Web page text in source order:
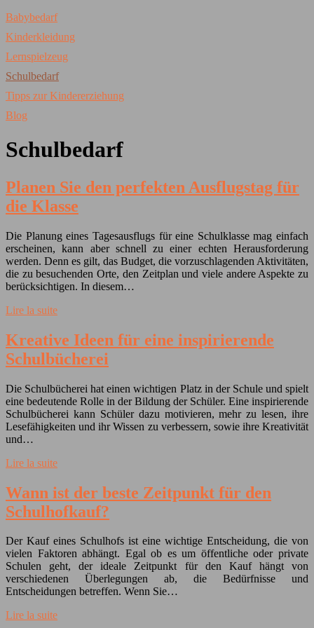
Babybedarf
Kinderkleidung
Lernspielzeug
Schulbedarf
Tipps zur Kindererziehung
Blog
Schulbedarf
Planen Sie den perfekten Ausflugstag für
die Klasse
Die Planung eines Tagesausflugs für eine Schulklasse mag einfach
erscheinen, kann aber schnell zu einer echten Herausforderung
werden. Denn es gilt, das Budget, die vorzuschlagenden Aktivitäten,
die zu besuchenden Orte, den Zeitplan und viele andere Aspekte zu
berücksichtigen. In diesem…
Lire la suite
Kreative Ideen für eine inspirierende
Schulbücherei
Die Schulbücherei hat einen wichtigen Platz in der Schule und spielt
eine bedeutende Rolle in der Bildung der Schüler. Eine inspirierende
Schulbücherei kann Schüler dazu motivieren, mehr zu lesen, ihre
Lesefähigkeiten und ihr Wissen zu verbessern, sowie ihre Kreativität
und…
Lire la suite
Wann ist der beste Zeitpunkt für den
Schulhofkauf?
Der Kauf eines Schulhofs ist eine wichtige Entscheidung, die von
vielen Faktoren abhängt. Egal ob es um öffentliche oder private
Schulen geht, der ideale Zeitpunkt für den Kauf hängt von
verschiedenen Überlegungen ab, die Bedürfnisse und
Entscheidungen betreffen. Wenn Sie…
Lire la suite